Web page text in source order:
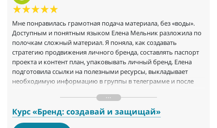
Мне понравилась грамотная подача материала, без «воды».
Доступным и понятным языком Елена Мельник разложила по
полочкам сложный материал. Я поняла, как создавать
стратегию продвижения личного бренда, составлять паспорт
проекта и контент план, упаковывать личный бренд. Елена
подготовила ссылки на полезными ресурсы, выкладывает
необходимую информацию в группы в телеграмме и после
любят профессию. Спасибо за полезный курс.
Курс «Бренд: создавай и защищай»